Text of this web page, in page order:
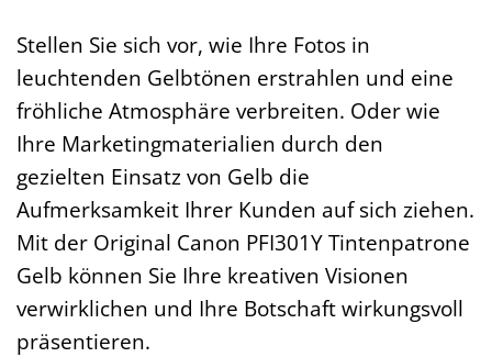
Stellen Sie sich vor, wie Ihre Fotos in
leuchtenden Gelbtönen erstrahlen und eine
fröhliche Atmosphäre verbreiten. Oder wie
Ihre Marketingmaterialien durch den
gezielten Einsatz von Gelb die
Aufmerksamkeit Ihrer Kunden auf sich ziehen.
Mit der Original Canon PFI301Y Tintenpatrone
Gelb können Sie Ihre kreativen Visionen
verwirklichen und Ihre Botschaft wirkungsvoll
präsentieren.